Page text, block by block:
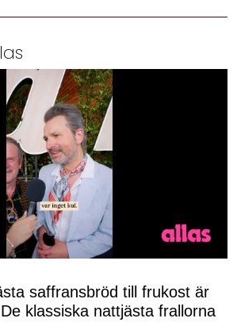
saffransbröd till frukost är
klassiska nattjästa frallorna